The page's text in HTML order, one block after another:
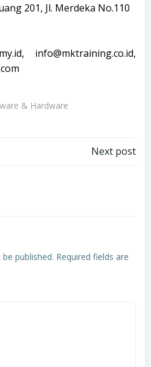
201, Jl. Merdeka No.110
info@mktraining.co.id,
& Hardware
Next post
published. Required fields are